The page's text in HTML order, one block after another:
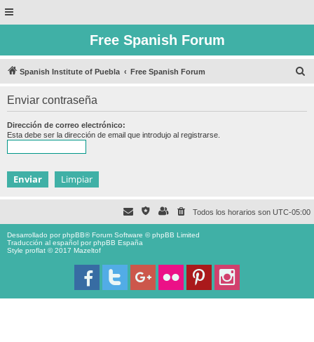
Free Spanish Forum
Spanish Institute of Puebla Free Spanish Forum
Enviar contraseña
Dirección de correo electrónico:
Esta debe ser la dirección de email que introdujo al registrarse.
Todos los horarios son UTC-05:00
Desarrollado porphpBB® Forum Software © phpBB Limited
Traducción al español porphpBB España
Style proflat © 2017 Mazeltof